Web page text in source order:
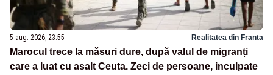
5 aug. 2026, 23:55 Realitatea din Franta
Marocul trece la măsuri dure, după valul de migranți
care a luat cu asalt Ceuta. Zeci de persoane, inculpate